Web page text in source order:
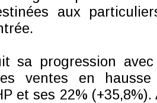
aux
sa progression
ventes en
et ses 22% (+35,8%).